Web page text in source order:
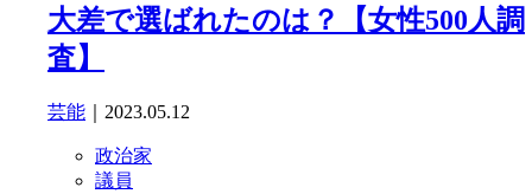
大差で選ばれたのは？【女性500人調
査】
芸能 ｜2023.05.12
政治家
議員